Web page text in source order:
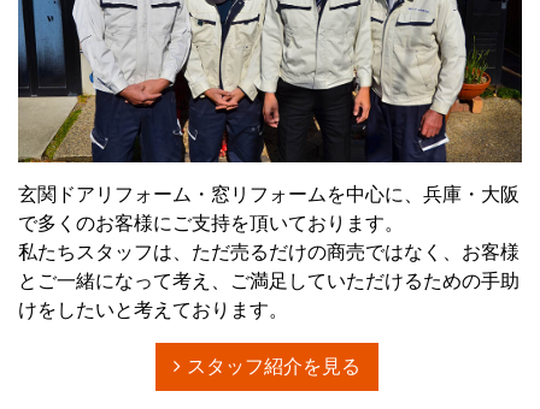
玄関ドアリフォーム・窓リフォームを中心に、兵庫・大阪
で多くのお客様にご支持を頂いております。
私たちスタッフは、ただ売るだけの商売ではなく、お客様
とご一緒になって考え、ご満足していただけるための手助
けをしたいと考えております。
スタッフ紹介を見る